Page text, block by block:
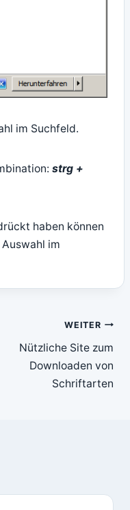
im Suchfeld.
strg +
haben können
im
WEITER
Nützliche Site zum
Downloaden von
Schriftarten